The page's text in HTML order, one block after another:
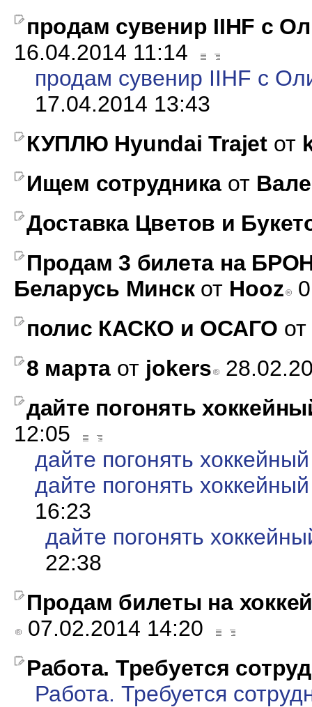
продам сувенир IIHF с
16.04.2014 11:14
продам сувенир IIHF с
17.04.2014 13:43
КУПЛЮ Hyundai Trajetот
Ищем сотрудника от
Доставка Цветов и
Продам 3 билета на
Беларусь Минскот Hooz
полис КАСКО и ОСАГО
8 марта от jokers
дайте погонять
12:05
дайте погонять
дайте погонять
16:23
дайте погонять
22:38
Продам билеты на
07.02.2014 14:20
Работа. Требуется
Работа. Требуется